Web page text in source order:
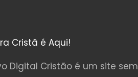
Cristã é Aqui!
Digital Cristão é um site sem